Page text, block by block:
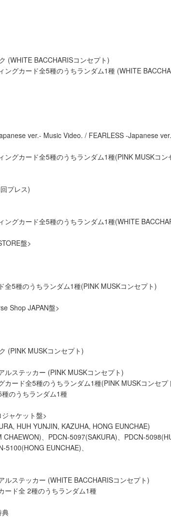
(WHITE BACCHARISコンセプト)
ングカード全5種のうちランダム1種 (WHITE
ver.- Music Video. / FEARLESS -Japanese
ングカード全5種のうちランダム1種(PINK MUSKコン
プレス)
ングカード全5種のうちランダム1種(WHITE
盤>
全5種のうちランダム1種(PINK MUSKコンセプト)
Shop JAPAN盤>
(PINK MUSKコンセプト)
ルステッカー (PINK MUSKコンセプト)
カード全5種のうちランダム1種(PINK MUSKコンセプ
種のうちランダム1種
ャケット盤>
HUH YUNJIN, KAZUHA, HONG EUNCHAE)
、PDCN-5097(SAKURA)、PDCN-
5100(HONG EUNCHAE)、
ルステッカー (WHITE BACCHARISコンセプト)
ード全 2種のうちランダム1種
典